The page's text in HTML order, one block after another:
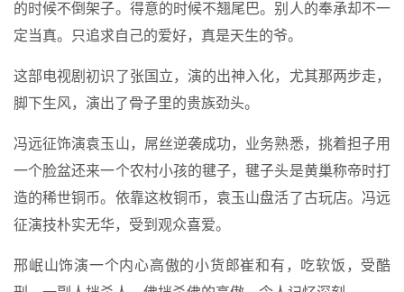
的时候不倒架子。得意的时候不翘尾巴。别人的奉承却不一
定当真。只追求自己的爱好，真是天生的爷。
这部电视剧初识了张国立，演的出神入化，尤其那两步走，
脚下生风，演出了骨子里的贵族劲头。
冯远征饰演袁玉山，屌丝逆袭成功，业务熟悉，挑着担子用
一个脸盆还来一个农村小孩的毽子，毽子头是黄巢称帝时打
造的稀世铜币。依靠这枚铜币，袁玉山盘活了古玩店。冯远
征演技朴实无华，受到观众喜爱。
邢岷山饰演一个内心高傲的小货郎崔和有，吃软饭，受酷